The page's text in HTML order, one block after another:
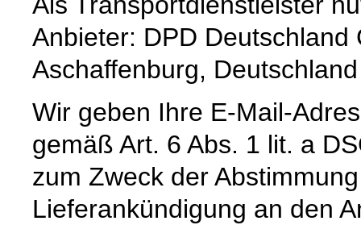
Anbieter: DPD
Aschaffenburg, Deutschland
Wir geben Ihre E-Mail-
gemäß Art. 6 Abs. 1 lit. a
zum Zweck der
Lieferankündigung an den